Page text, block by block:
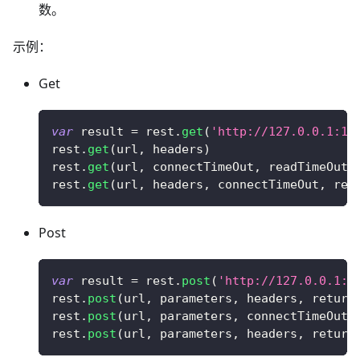
数。
示例：
Get
var result = rest . get ( 'http://
rest . get (url , headers)
rest . get (url , connectTimeOut , readTimeOut
rest . get (url , headers , connectTimeOut ,
Post
var result = rest . post ( 'http://
rest . post (url , parameters , headers ,
rest . post (url , parameters , connectTimeOut
rest . post (url , parameters , headers ,